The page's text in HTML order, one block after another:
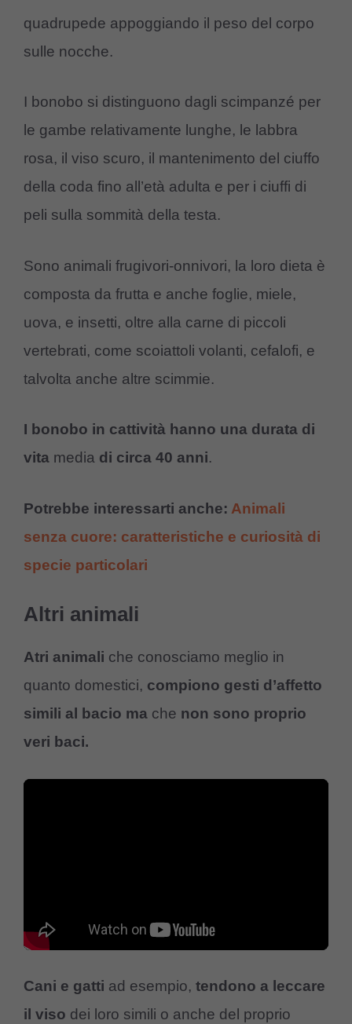
quadrupede appoggiando il peso del corpo
sulle nocche.
I bonobo si distinguono dagli scimpanzé per
le gambe relativamente lunghe, le labbra
rosa, il viso scuro, il mantenimento del ciuffo
della coda fino all’età adulta e per i ciuffi di
peli sulla sommità della testa.
Sono animali frugivori-onnivori, la loro dieta è
composta da frutta e anche foglie, miele,
uova, e insetti, oltre alla carne di piccoli
vertebrati, come scoiattoli volanti, cefalofi, e
talvolta anche altre scimmie.
I bonobo in cattività hanno una durata di
vita media di circa 40 anni.
Potrebbe interessarti anche: Animali
senza cuore: caratteristiche e curiosità di
specie particolari
Altri animali
Atri animali che conosciamo meglio in
quanto domestici, compiono gesti d’affetto
simili al bacio ma che non sono proprio
veri baci.
Cani e gatti ad esempio, tendono a leccare
il viso dei loro simili o anche del proprio